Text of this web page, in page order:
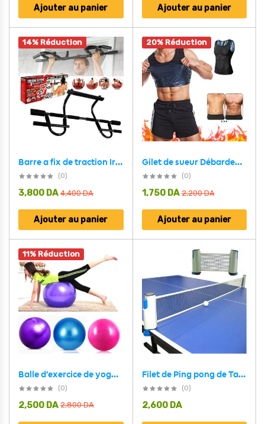
Ajouter au panier Ajouter au panier
14% Réduction
Barre a fix de traction Iron Gym Extreme multifonctionnelle antidérapant
(0)
4,400DA
3,800 DA
Ajouter au panier
20% Réduction
Gilet de sueur Débardeur Polymère amincissement perte de poids Fitness Gym sueur
(0)
2,200DA
1,750 DA
Ajouter au panier
11% Réduction
Balle d’exercice de yoga ,Stretches, équilibre, résistance, fitness a la maison
(0)
2,800DA
2,500 DA
Filet de Ping pong de Table Portable, rétractable ajustable, facile à installer
(0)
2,600 DA